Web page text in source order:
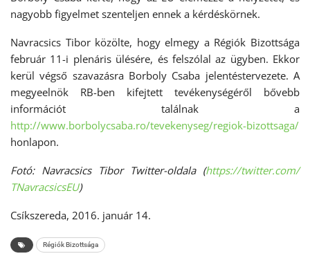
nagyobb figyelmet szenteljen ennek a kérdéskörnek.
Navracsics Tibor közölte, hogy elmegy a Régiók Bizottsága
február 11-i plenáris ülésére, és felszólal az ügyben. Ekkor
kerül végső szavazásra Borboly Csaba jelentéstervezete. A
megyeelnök RB-ben kifejtett tevékenységéről bővebb
információt találnak a
http://www.borbolycsaba.ro/tevekenyseg/regiok-bizottsaga/
honlapon.
Fotó: Navracsics Tibor Twitter-oldala (https://twitter.com/
TNavracsicsEU)
Csíkszereda, 2016. január 14.
Régiók Bizottsága